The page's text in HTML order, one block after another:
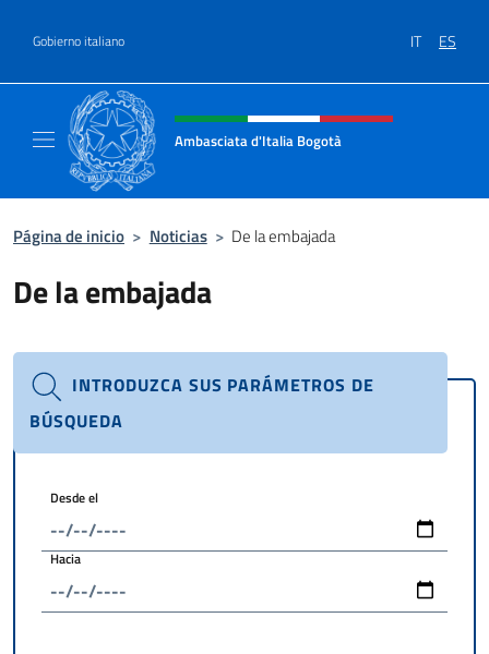
Gobierno italiano IT ES
Encabezado del sitio web,
Ambasciata d'Italia Bogotà
Página de inicio > Noticias > De la embajada
De la embajada
INTRODUZCA SUS PARÁMETROS DE
BÚSQUEDA
Desde el
Hacia